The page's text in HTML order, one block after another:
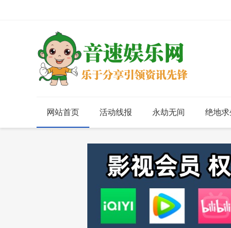
网站首页 活动线报 永劫无间 绝地求